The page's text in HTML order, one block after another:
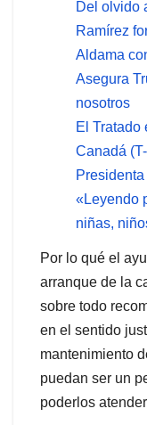
Del olvido
Ramírez
Aldama
Asegura
nosotros
El Tratado
Canadá
«Leyendo
niñas,
Por lo qué el
arranque de la
sobre todo
en el sentido
mantenimiento
puedan ser un
poderlos